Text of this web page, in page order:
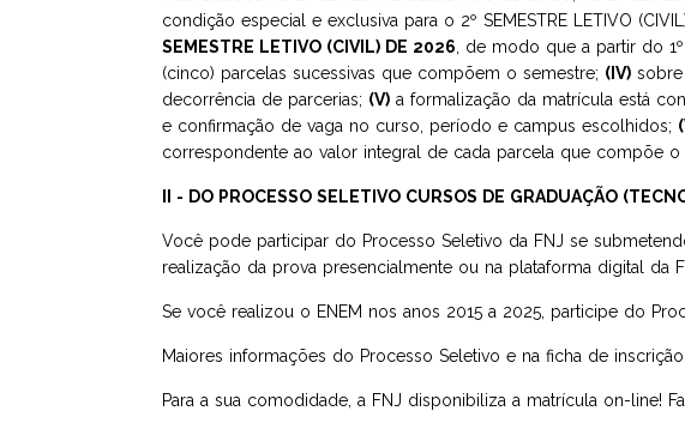
condição especial e exclusiva para o 2º SEMESTRE LETIVO
SEMESTRE LETIVO (CIVIL) DE 2026 , de modo que a partir do
(cinco) parcelas sucessivas que compõem o semestre; (IV)
decorrência de parcerias; (V) a formalização da matrícula está
e confirmação de vaga no curso, período e campus escolhidos;
correspondente ao valor integral de cada parcela que compõe o
II - DO PROCESSO SELETIVO CURSOS DE GRADUAÇÃO
Você pode participar do Processo Seletivo da FNJ se
realização da prova presencialmente ou na plataforma digital da
Se você realizou o ENEM nos anos 2015 a 2025, participe do
Maiores informações do Processo Seletivo e na ficha de inscrição.
Para a sua comodidade, a FNJ disponibiliza a matrícula on-line!